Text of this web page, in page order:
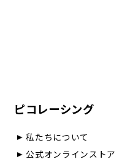
ピコレーシング
私たちについて
公式オンラインストア